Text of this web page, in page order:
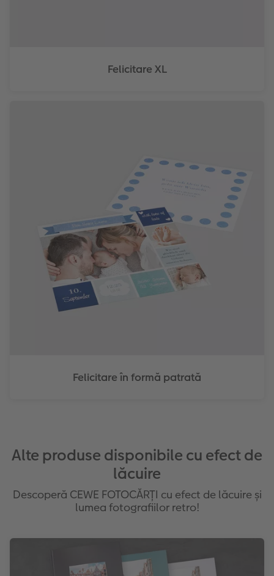
Felicitare XL
Felicitare în formă patrată
Alte produse disponibile cu efect de
lăcuire
Descoperă CEWE FOTOCĂRȚI cu efect de lăcuire și
lumea fotografiilor retro!